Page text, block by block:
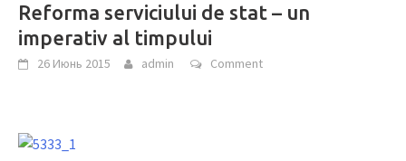
Reforma serviciului de stat – un
imperativ al timpului
26 Июнь 2015 admin Comment